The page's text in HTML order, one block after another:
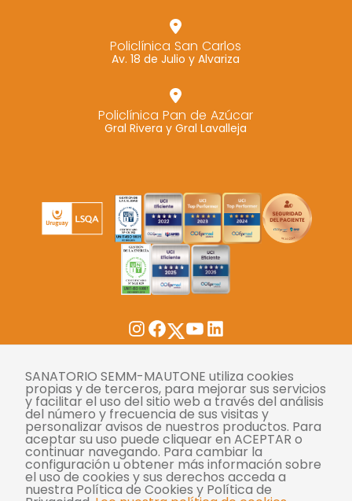
Policlínica San Carlos
Av. 18 de Julio y Alvariza
Policlínica Pan de Azúcar
Gral Rivera y Gral Lavalleja
Instagram
Facebook
Twitter
YouTubeLinkedIn
Tasas
Derechos y deberes
Compliance
Términos y condiciones
Políticas de privacidad
SANATORIO SEMM-MAUTONE utiliza cookies
propias y de terceros, para mejorar sus servicios
y facilitar el uso del sitio web a través del análisis
del número y frecuencia de sus visitas y
personalizar avisos de nuestros productos. Para
aceptar su uso puede cliquear en ACEPTAR o
continuar navegando. Para cambiar la
configuración u obtener más información sobre
el uso de cookies y sus derechos acceda a
nuestra Política de Cookies y Política de